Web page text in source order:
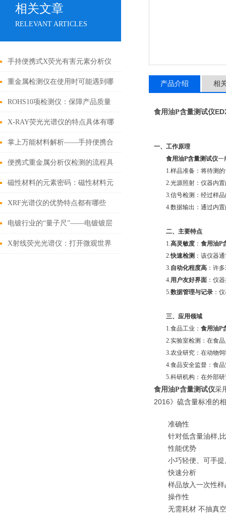
相关文章
RELEVANT ARTICLES
手持便携式X荧光有害元素分析仪
六大性能优势
重金属检测仪在使用时可能遇到哪
些问题?如何解决?
ROHS10项检测仪：保障产品质量
和环境安全的利器
X-RAY荧光光谱仪的特点具体有哪
几点呢？
掌上万能材料解析——手持便携合
金分析仪
便携式重金属分析仪检测的流程具
体如下
磁性材料的元素密码：磁性材料元
素成分分析仪技术解析与应用实践
XRF光谱仪的优势特点都有哪些
呢？
电镀行业的“量子尺”——电镀镀层
测厚仪
X射线荧光光谱仪：打开微观世界
产品介绍 相
食用油P含量测试仪
一、工作原理
食用油P含量测试仪一
1.样品准备：将待测的
2.光源照射：仪器内置
3.信号检测：经过样品
4.数据输出：通过内置
二、主要特点
1.高灵敏度 ： 食用油P
2.快速检测 ：该仪器
3.自动化程度高 ：许
4.用户友好界面 ：仪
5.数据管理与记录 ：
三、应用领域
1.食品工业： 食用油P
2.实验室检测：在食品
3.农业研究：在动物饲
4.食品安全监督：食品
5.科研机构：在外部研
食用油P含量测试仪采
2016》硫含量标准的
准确性
针对低含量油样 ,
性能优势
小巧轻便、可手提
快速分析
样品放入一次性样
操作性
无需耗材 不抽真空